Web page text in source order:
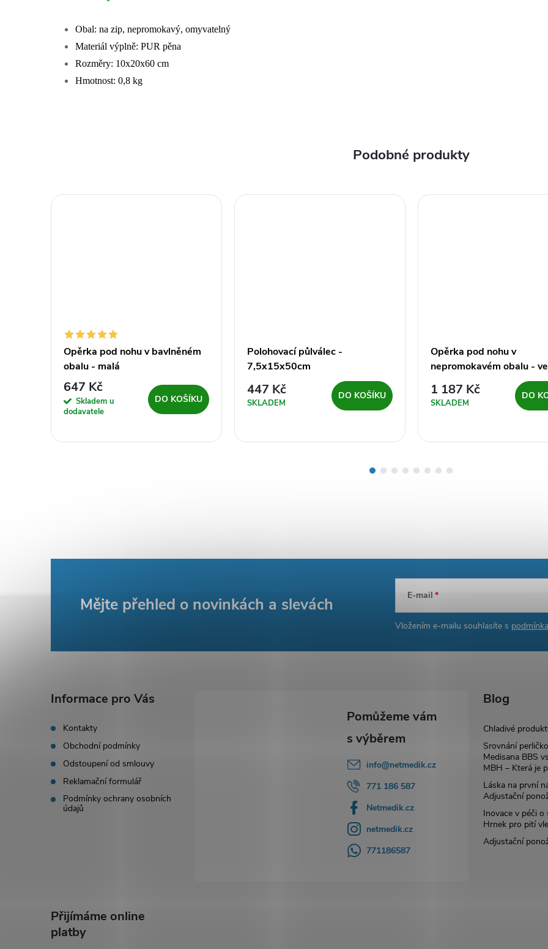
Obal: na zip, nepromokavý, omyvatelný
Materiál výplně: PUR pěna
Rozměry: 10x20x60 cm
Hmotnost: 0,8 kg
Opěrka pod nohu v bavlněném
obalu - malá
647 Kč
Skladem u
dodavatele
DO KOŠÍKU
Polohovací půlválec -
7,5x15x50cm
447 Kč
SKLADEM
DO KOŠÍKU
Opěrka pod nohu v
nepromokavém obalu -
1 187 Kč
SKLADEM
DO
Mějte přehled o novinkách a slevách E-mail
Vložením e-mailu souhlasíte s
Informace pro Vás
Kontakty
Obchodní podmínky
Odstoupení od smlouvy
Reklamační formulář
Podmínky ochrany osobních
údajů
info@netmedik.cz
771 186 587
Netmedik.cz
netmedik.cz
771186587
Blog
Chladivé
Srovnání
Medisana BBS
MBH – Která je
Láska na první
Adjustační
Inovace v péči o
Hrnek pro pití
Adjustační
Přijímáme online
platby